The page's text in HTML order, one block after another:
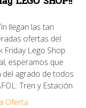
llegan las tan
ofertas del
Friday Lego Shop
esperamos que
del agrado de todos
Tren y Estación
Oferta